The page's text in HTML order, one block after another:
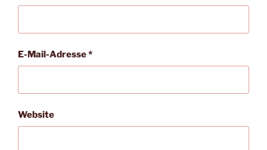
E-Mail-Adresse*
Website